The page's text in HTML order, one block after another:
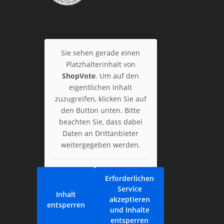
Sie sehen gerade einen
Platzhalterinhalt von
ShopVote. Um auf den
eigentlichen Inhalt
zuzugreifen, klicken Sie auf
den Button unten. Bitte
beachten Sie, dass dabei
Daten an Drittanbieter
weitergegeben werden.
Inhalt
entsperren
Erforderlichen
Service
akzeptieren
und Inhalte
entsperren